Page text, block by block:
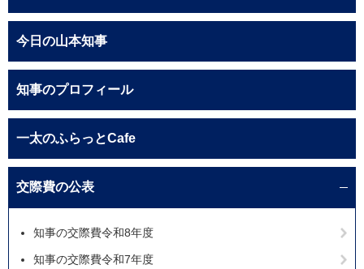
今日の山本知事
知事のプロフィール
一太のふらっとCafe
交際費の公表
知事の交際費令和8年度
知事の交際費令和7年度